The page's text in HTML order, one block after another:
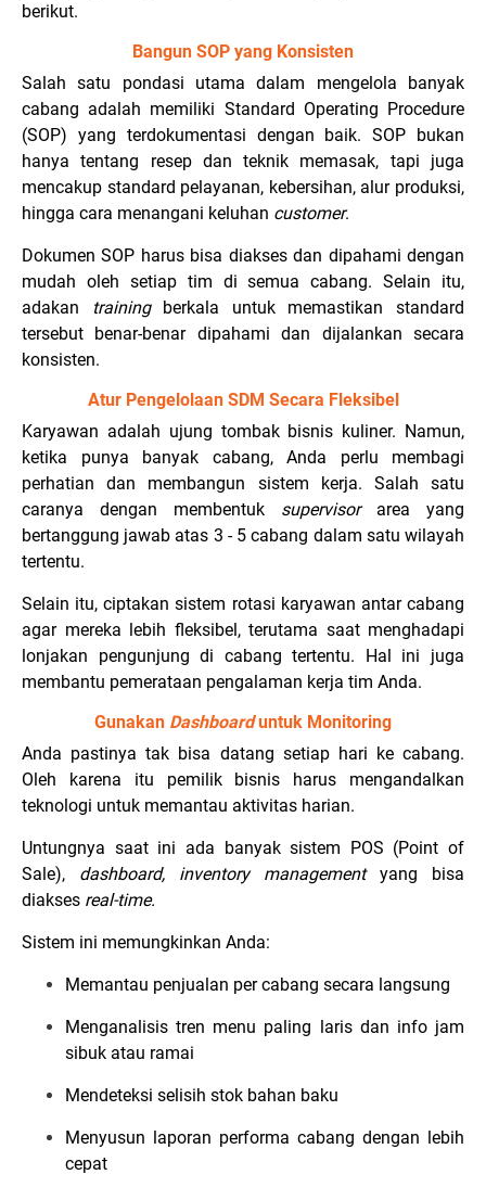
berikut.
Bangun SOP yang Konsisten
Salah satu pondasi utama dalam mengelola banyak
cabang adalah memiliki Standard Operating Procedure
(SOP) yang terdokumentasi dengan baik. SOP bukan
hanya tentang resep dan teknik memasak, tapi juga
mencakup standard pelayanan, kebersihan, alur produksi,
hingga cara menangani keluhan customer.
Dokumen SOP harus bisa diakses dan dipahami dengan
mudah oleh setiap tim di semua cabang. Selain itu,
adakan
training berkala untuk memastikan standard
tersebut benar-benar dipahami dan dijalankan secara
konsisten.
Atur Pengelolaan SDM Secara Fleksibel
Karyawan adalah ujung tombak bisnis kuliner. Namun,
ketika punya banyak cabang, Anda perlu membagi
perhatian dan membangun sistem kerja. Salah satu
caranya dengan membentuk supervisorarea yang
bertanggung jawab atas 3 - 5 cabang dalam satu wilayah
tertentu.
Selain itu, ciptakan sistem rotasi karyawan antar cabang
agar mereka lebih fleksibel, terutama saat menghadapi
lonjakan pengunjung di cabang tertentu. Hal ini juga
membantu pemerataan pengalaman kerja tim Anda.
Gunakan Dashboarduntuk Monitoring
Anda pastinya tak bisa datang setiap hari ke cabang.
Oleh karena itu pemilik bisnis harus mengandalkan
teknologi untuk memantau aktivitas harian.
Untungnya saat ini ada banyak sistem POS (Point of
Sale), dashboard, inventory management yang bisa
diakses real-time.
Sistem ini memungkinkan Anda:
Memantau penjualan per cabang secara langsung
Menganalisis tren menu paling laris dan info jam
sibuk atau ramai
Mendeteksi selisih stok bahan baku
Menyusun laporan performa cabang dengan lebih
cepat